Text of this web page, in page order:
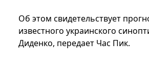
Об этом свидетельствует
известного украинского
Диденко, передает Час Пик.